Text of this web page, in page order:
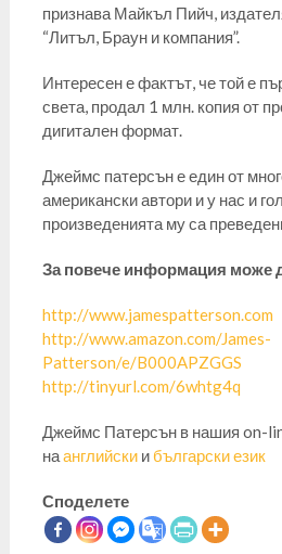
признава Майкъл Пийч,
“Литъл, Браун и компания”.
Интересен е фактът, че той е
света, продал 1 млн. копия от
дигитален формат.
Джеймс патерсън е един от
американски автори и у нас и
произведенията му са
За повече информация може
http://www.jamespatterson.com
http://www.amazon.com/James-
Patterson/e/B000APZGGS
http://tinyurl.com/6whtg4q
Джеймс Патерсън в нашия on-
наанглийскиибългарски език
Споделете